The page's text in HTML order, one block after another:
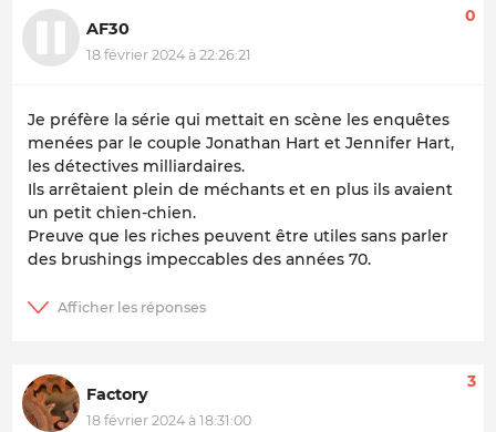
AF30
18 février 2024 à 22:26:21
0
Je préfère la série qui mettait en scène les enquêtes
menées par le couple Jonathan Hart et Jennifer Hart,
les détectives milliardaires.
Ils arrêtaient plein de méchants et en plus ils avaient
un petit chien-chien.
Preuve que les riches peuvent être utiles sans parler
des brushings impeccables des années 70.
Factory
18 février 2024 à 18:31:00
3